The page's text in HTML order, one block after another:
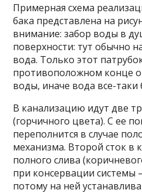
Примерная схема
бака представлена на
внимание: забор воды в
поверхности: тут обычно
вода. Только этот
противоположном конце
воды, иначе вода все-таки
В канализацию идут две
(горчичного цвета). С ее
переполнится в случае
механизма. Второй сток в
полного слива
при консервации системы
потому на ней